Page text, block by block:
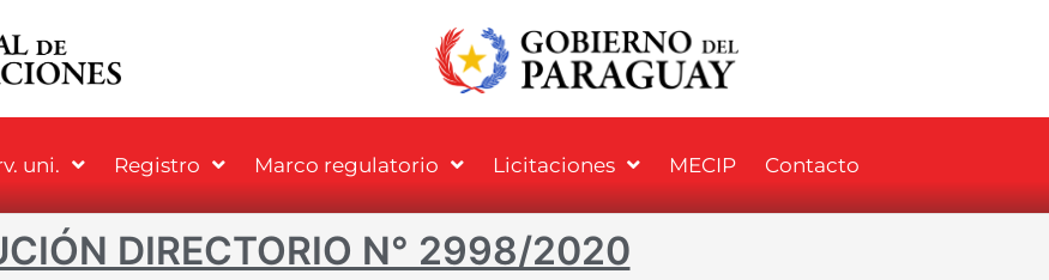
uni. Registro Marco regulatorio Licitaciones MECIP Contacto
DIRECTORIO N° 2998/2020